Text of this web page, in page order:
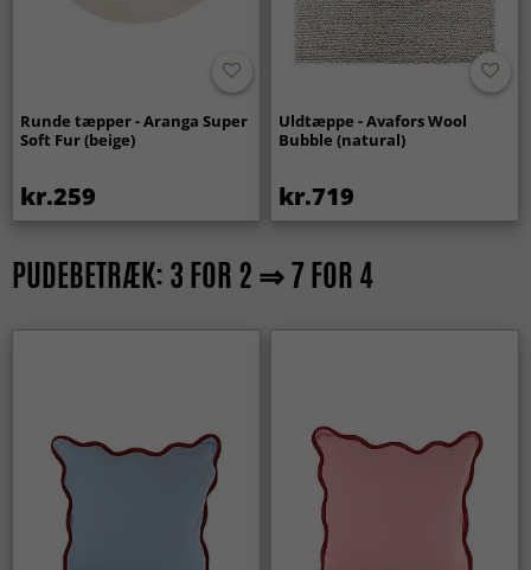
Runde tæpper - Aranga Super
Soft Fur (beige)
kr.259
Uldtæppe - Avafors Wool
Bubble (natural)
kr.719
PUDEBETRÆK: 3 FOR 2 ⇒ 7 FOR 4